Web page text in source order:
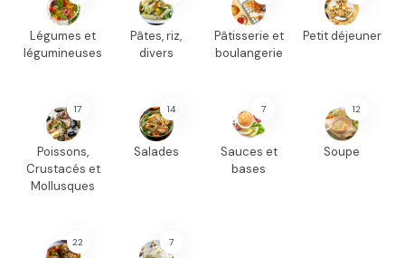
Légumes et
légumineuses
Pâtes, riz,
divers
Pâtisserie et
boulangerie
Petit déjeuner
17
Poissons,
Crustacés et
Mollusques
14
Salades
7
Sauces et
bases
12
Soupe
22 7